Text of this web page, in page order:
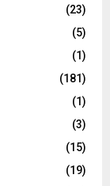
(23)
(5)
(1)
(181)
(1)
(3)
(15)
(19)